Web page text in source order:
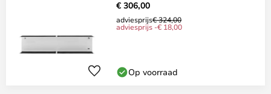
€ 306,00
adviesprijs€ 324,00
adviesprijs -€ 18,00
Op voorraad